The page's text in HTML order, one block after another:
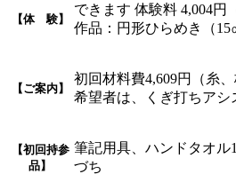
【体 験】
できます 体験料 4,004
作品：円形ひらめき（15
【ご案内】
初回材料費4,609円（糸
希望者は、くぎ打ちアシ
【初回持参
品】
筆記用具、ハンドタオル
づち